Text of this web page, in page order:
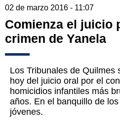
02 de marzo 2016 - 11:07
Comienza el juicio
crimen de Yanela
Los Tribunales de Quilmes
hoy del juicio oral por el
homicidios infantiles más
años. En el banquillo de
jóvenes.